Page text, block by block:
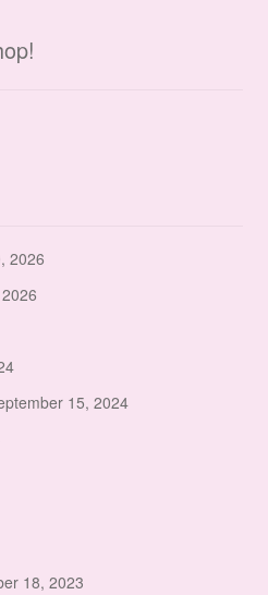
2026
15, 2024
18, 2023